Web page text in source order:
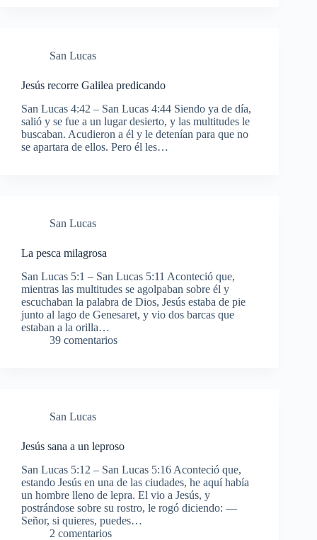
San Lucas
Jesús recorre Galilea predicando
San Lucas 4:42 – San Lucas 4:44 Siendo ya de día,
salió y se fue a un lugar desierto, y las multitudes le
buscaban. Acudieron a él y le detenían para que no
se apartara de ellos. Pero él les…
San Lucas
La pesca milagrosa
San Lucas 5:1 – San Lucas 5:11 Aconteció que,
mientras las multitudes se agolpaban sobre él y
escuchaban la palabra de Dios, Jesús estaba de pie
junto al lago de Genesaret, y vio dos barcas que
estaban a la orilla…
39 comentarios
San Lucas
Jesús sana a un leproso
San Lucas 5:12 – San Lucas 5:16 Aconteció que,
estando Jesús en una de las ciudades, he aquí había
un hombre lleno de lepra. El vio a Jesús, y
postrándose sobre su rostro, le rogó diciendo: —
Señor, si quieres, puedes…
2 comentarios